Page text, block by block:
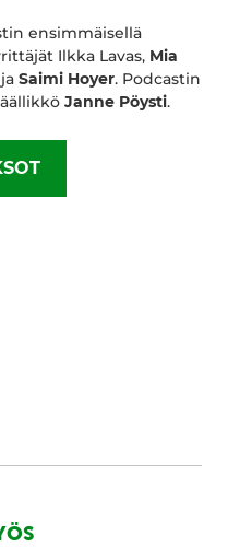
ensimmäisellä
Ilkka Lavas, Mia
ja Saimi Hoyer. Podcastin
Janne Pöysti.